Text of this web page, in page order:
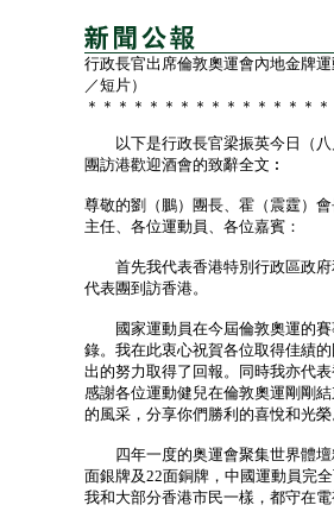
行政長官出席倫敦奧運會內地金牌
／短片）
＊＊＊＊＊＊＊＊＊＊＊＊＊＊＊
以下是行政長官梁振英今日（八
團訪港歡迎酒會的致辭全文︰
尊敬的劉（鵬）團長、霍（震霆）
主任、各位運動員、各位嘉賓：
首先我代表香港特別行政區政府
代表團到訪香港。
國家運動員在今屆倫敦奧運的賽
錄。我在此衷心祝賀各位取得佳績
出的努力取得了回報。同時我亦代
感謝各位運動健兒在倫敦奧運剛剛
的風采，分享你們勝利的喜悅和光榮
四年一度的奥運會聚集世界體壇
面銀牌及22面銅牌，中國運動員完
我和大部分香港市民一樣，都守在